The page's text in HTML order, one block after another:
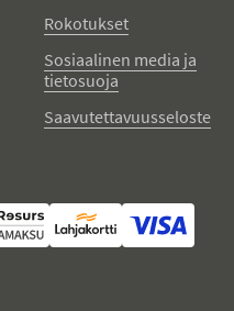
Rokotukset
Sosiaalinen media ja
tietosuoja
Saavutettavuusseloste